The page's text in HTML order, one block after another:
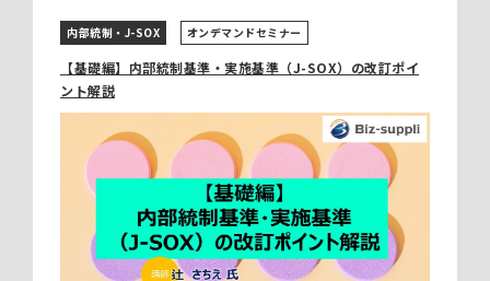
内部統制・J-SOX オンデマンドセミナー
【基礎編】内部統制基準・実施基準（J-SOX）の改訂ポイ
ント解説